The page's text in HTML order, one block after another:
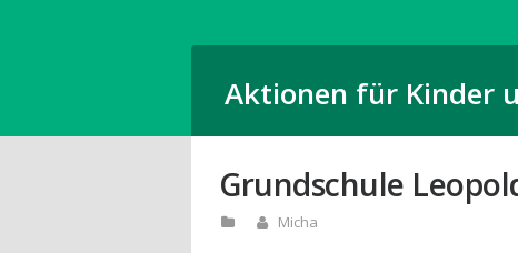
Aktionen für Kinder
Grundschule
Micha